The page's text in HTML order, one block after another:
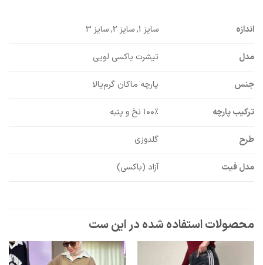
اندازه سایز 1, سایز 2, سایز 3
مدل تیشرت باکسی لویی
جنس پارچه ماکان گرم‌یالا
ترکیب پارچه ۱۰۰٪ نخ و پنبه
طرح گلدوزی
مدل فیت آزاد (باکسی)